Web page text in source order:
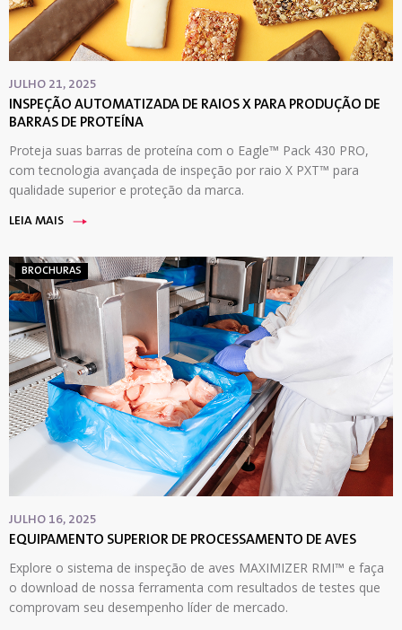
JULHO 21, 2025
INSPEÇÃO AUTOMATIZADA DE RAIOS X PARA PRODUÇÃO DE
BARRAS DE PROTEÍNA
Proteja suas barras de proteína com o Eagle™ Pack 430 PRO,
com tecnologia avançada de inspeção por raio X PXT™ para
qualidade superior e proteção da marca.
LEIA MAIS
BROCHURAS
JULHO 16, 2025
EQUIPAMENTO SUPERIOR DE PROCESSAMENTO DE AVES
Explore o sistema de inspeção de aves MAXIMIZER RMI™ e faça
o download de nossa ferramenta com resultados de testes que
comprovam seu desempenho líder de mercado.